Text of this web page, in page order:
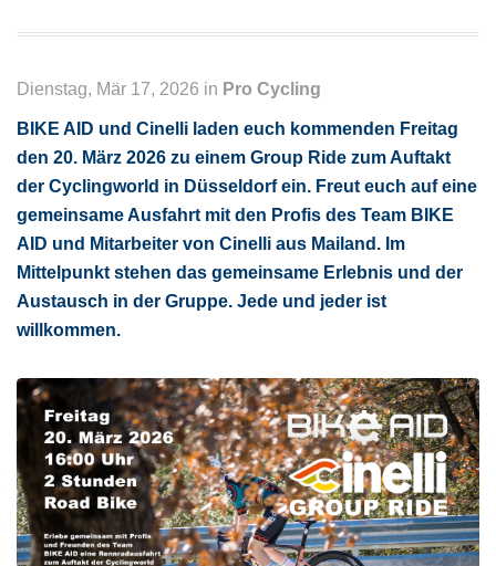
Dienstag, Mär 17, 2026 in Pro Cycling
BIKE AID und Cinelli laden euch kommenden Freitag
den 20. März 2026 zu einem Group Ride zum Auftakt
der Cyclingworld in Düsseldorf ein. Freut euch auf eine
gemeinsame Ausfahrt mit den Profis des Team BIKE
AID und Mitarbeiter von Cinelli aus Mailand. Im
Mittelpunkt stehen das gemeinsame Erlebnis und der
Austausch in der Gruppe. Jede und jeder ist
willkommen.